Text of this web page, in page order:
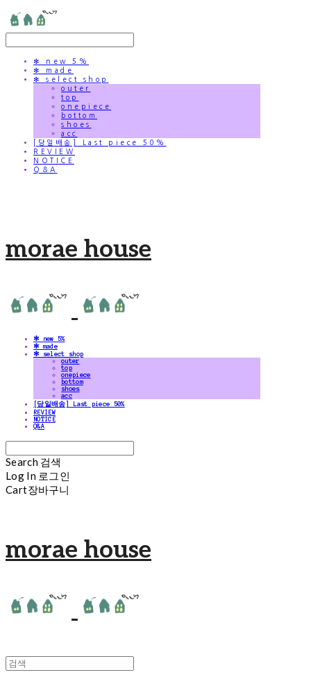
✻ new 5%
✻ made
✻ select shop
outer
top
onepiece
bottom
shoes
acc
[당일배송] Last piece 50%
REVIEW
NOTICE
Q&A
morae house
✻ new 5%
✻ made
✻ select shop
outer
top
onepiece
bottom
shoes
acc
[당일배송] Last piece 50%
REVIEW
NOTICE
Q&A
Search 검색
Log In 로그인
Cart장바구니
morae house